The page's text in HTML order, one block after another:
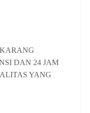
DAN 24 JAM
YANG